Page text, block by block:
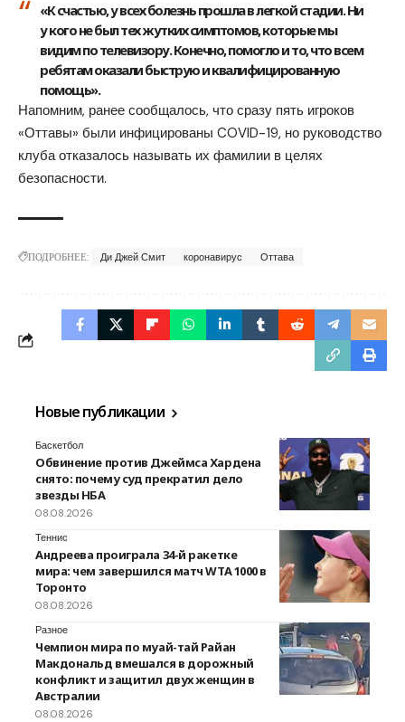
«К счастью, у всех болезнь прошла в легкой стадии. Ни
у кого не был тех жутких симптомов, которые мы
видим по телевизору. Конечно, помогло и то, что всем
ребятам оказали быструю и квалифицированную
помощь».
Напомним, ранее сообщалось, что сразу пять игроков
«Оттавы» были инфицированы COVID-19, но руководство
клуба отказалось называть их фамилии в целях
безопасности.
ПОДРОБНЕЕ: Ди Джей Смит коронавирус Оттава
Новые публикации
Баскетбол
Обвинение против Джеймса Хардена
снято: почему суд прекратил дело
звезды НБА
08.08.2026
Теннис
Андреева проиграла 34-й ракетке
мира: чем завершился матч WTA 1000 в
Торонто
08.08.2026
Разное
Чемпион мира по муай-тай Райан
Макдональд вмешался в дорожный
конфликт и защитил двух женщин в
Австралии
08.08.2026